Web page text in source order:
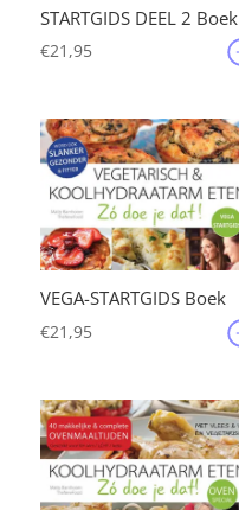
STARTGIDS DEEL 2 Boek
€21,95
VEGA-STARTGIDS Boek
€21,95